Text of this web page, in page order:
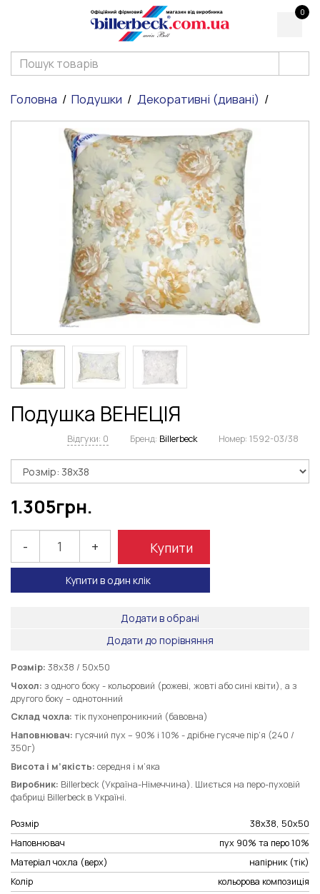
0
Головна Подушки Декоративні (дивані)
Подушка ВЕНЕЦІЯ
Відгуки: 0 Бренд: Billerbeck Номер: 1592-03/38
1.305грн.
- + Купити
Купити в один клік
Додати в обрані
Додати до порівняння
Розмір: 38х38 / 50х50
Чохол: з одного боку - кольоровий (рожеві, жовті або сині квіти), а з
другого боку – однотонний
Склад чохла: тік пухонепроникний (бавовна)
Наповнювач: гусячий пух – 90% і 10% - дрібне гусяче пір’я (240 /
350г)
Висота і м’якість: середня і м’яка
Виробник: Billerbeck (Україна-Німеччина). Шиється на перо-пуховій
фабриці Billerbeck в Україні.
Розмір
38х38, 50х50
Наповнювач
пух 90% та перо 10%
Матеріал чохла (верх)
напірник (тік)
Колір
кольорова композиція